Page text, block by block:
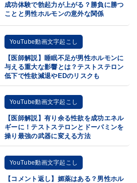
成功体験で勃起力が上がる？勝負に勝つ
ことと男性ホルモンの意外な関係
YouTube動画文字起こし
【医師解説】睡眠不足が男性ホルモンに
与える重大な影響とは？テストステロン
低下で性欲減退やEDのリスクも
YouTube動画文字起こし
【医師解説】有り余る性欲を成功エネル
ギーに！テストステロンとドーパミンを
操り最強の武器に変える方法
YouTube動画文字起こし
【コメント返し】媚薬はある？男性ホル